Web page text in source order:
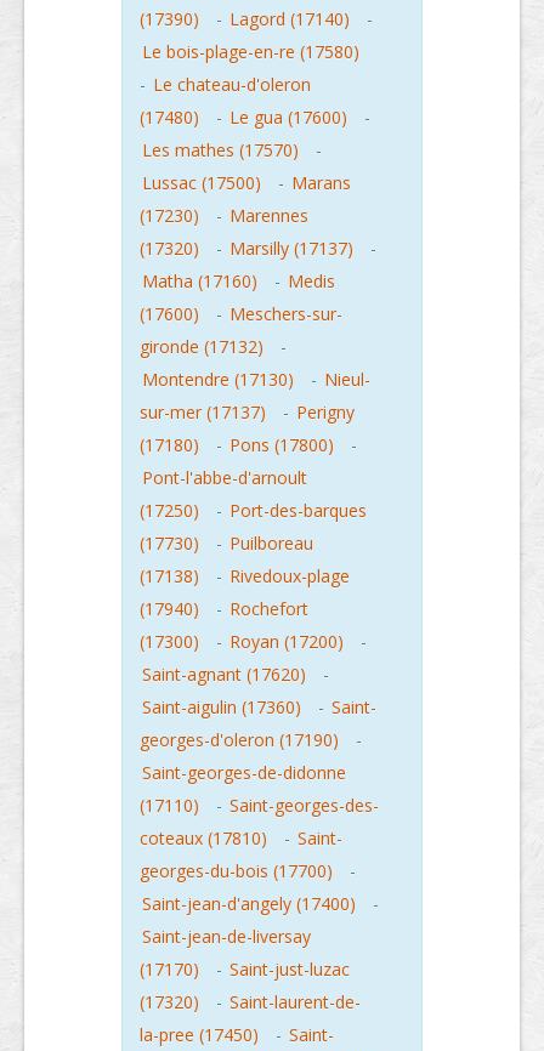
(17390)
- Lagord (17140)
-
Le bois-plage-en-re (17580)
- Le chateau-d'oleron
(17480)
- Le gua (17600)
-
Les mathes (17570)
-
Lussac (17500)
- Marans
(17230)
- Marennes
(17320)
- Marsilly (17137)
-
Matha (17160)
- Medis
(17600)
- Meschers-sur-
gironde (17132)
-
Montendre (17130)
- Nieul-
sur-mer (17137)
- Perigny
(17180)
- Pons (17800)
-
Pont-l'abbe-d'arnoult
(17250)
- Port-des-barques
(17730)
- Puilboreau
(17138)
- Rivedoux-plage
(17940)
- Rochefort
(17300)
- Royan (17200)
-
Saint-agnant (17620)
-
Saint-aigulin (17360)
- Saint-
georges-d'oleron (17190)
-
Saint-georges-de-didonne
(17110)
- Saint-georges-des-
coteaux (17810)
- Saint-
georges-du-bois (17700)
-
Saint-jean-d'angely (17400)
-
Saint-jean-de-liversay
(17170)
- Saint-just-luzac
(17320)
- Saint-laurent-de-
la-pree (17450)
- Saint-